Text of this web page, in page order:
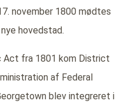
november 1800 mødtes
hovedstad.
Act fra 1801 kom District
af Federal
blev integreret i